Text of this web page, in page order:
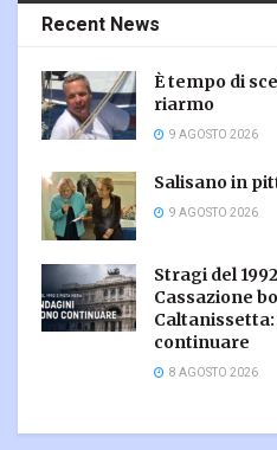
Recent News
È tempo di
riarmo
9 AGOSTO 2026
Salisano in
9 AGOSTO 2026
Stragi del
Cassazione
continuare
8 AGOSTO 2026